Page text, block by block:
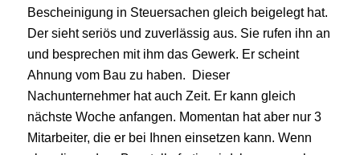
Bescheinigung in Steuersachen gleich beigelegt hat.
Der sieht seriös und zuverlässig aus. Sie rufen ihn an
und besprechen mit ihm das Gewerk. Er scheint
Ahnung vom Bau zu haben. Dieser
Nachunternehmer hat auch Zeit. Er kann gleich
nächste Woche anfangen. Momentan hat aber nur 3
Mitarbeiter, die er bei Ihnen einsetzen kann. Wenn